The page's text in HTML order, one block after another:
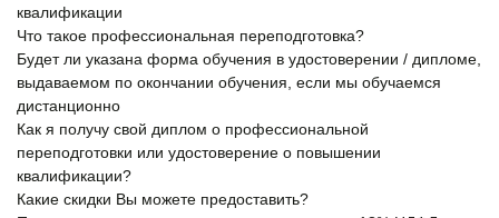
квалификации
Что такое профессиональная переподготовка?
Будет ли указана форма обучения в удостоверении / дипломе,
выдаваемом по окончании обучения, если мы обучаемся
дистанционно
Как я получу свой диплом о профессиональной
переподготовки или удостоверение о повышении
квалификации?
Какие скидки Вы можете предоставить?